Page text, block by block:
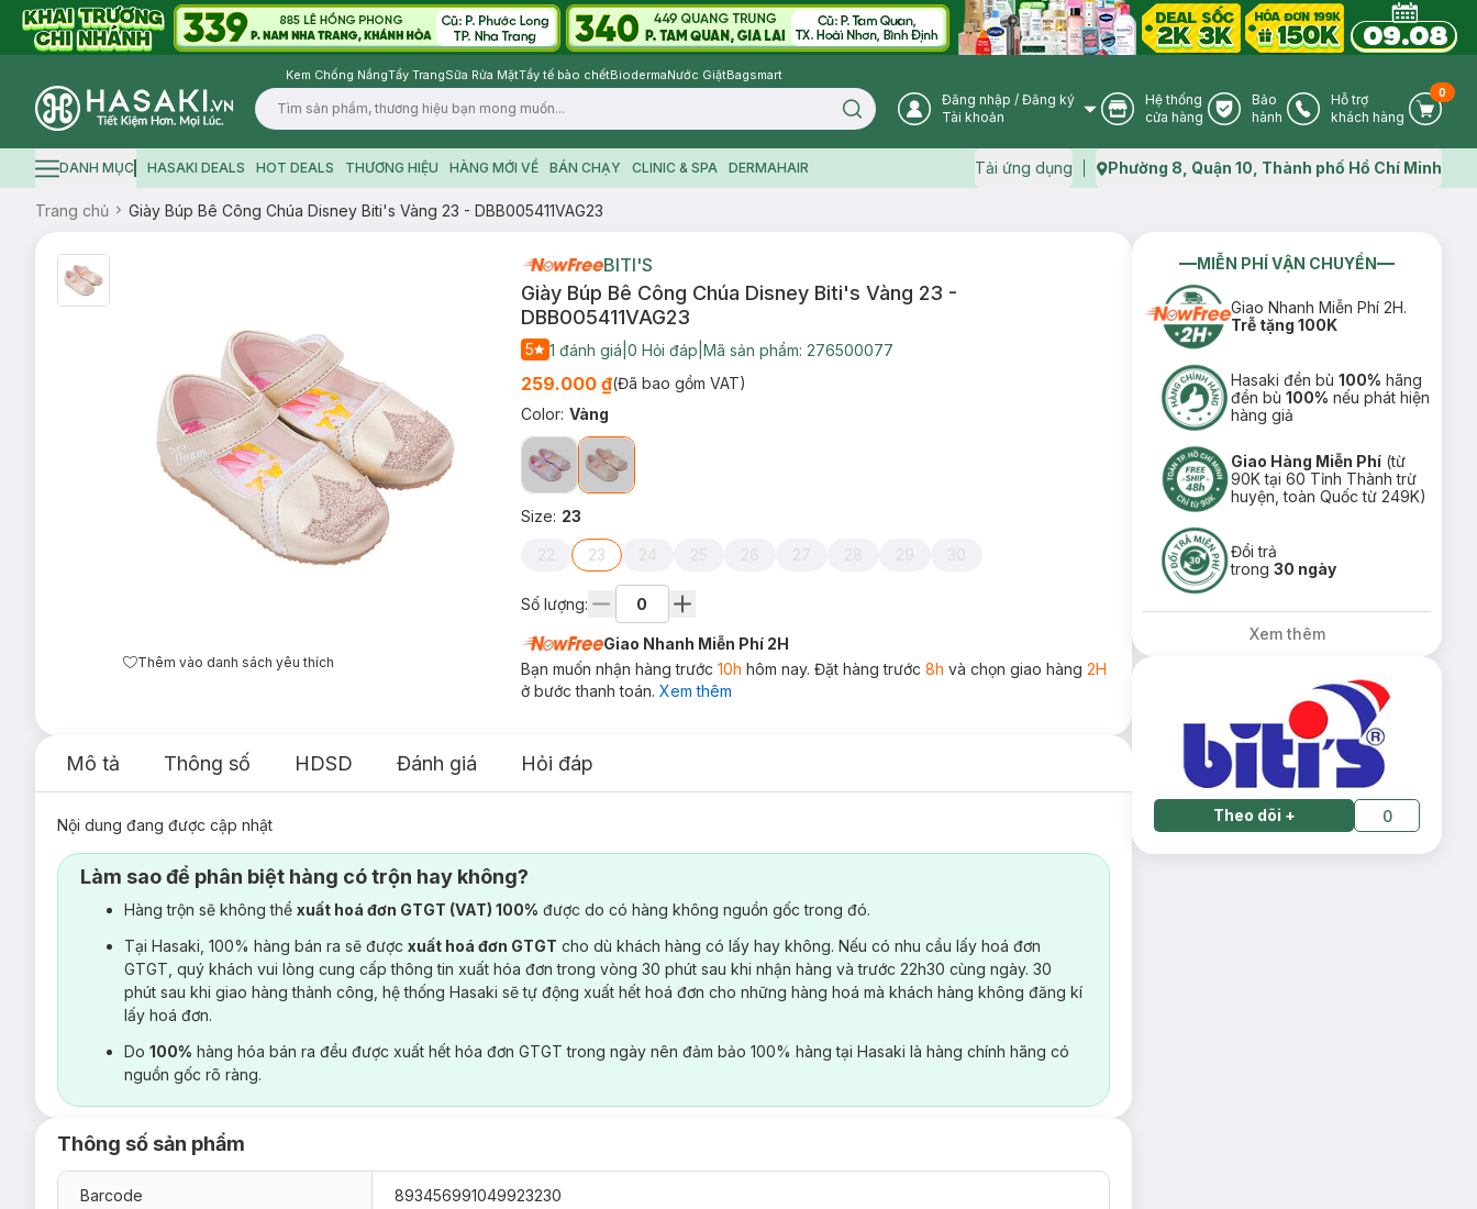
Kem Chống NắngTẩy TrangSữa Rửa MặtTẩy tế bào chếtBiodermaNước GiặtBagsmart
Logo
Search icon User Icon
Đăng nhập / Đăng ký
Tài khoản
Store Icon
Hệ thống
cửa hàng
Warranty Icon
Bảo
hành
Phone Icon
Hỗ trợ
khách hàng
Cart
0
Hamburger icon
DANH MỤC HASAKI DEALS HOT DEALS THƯƠNG HIỆU HÀNG MỚI VỀ BÁN CHẠY CLINIC & SPA DERMAHAIR Tải ứng dụng Map icon
Phường 8, Quận 10, Thành phố Hồ Chí Minh
Trang chủ Giày Búp Bê Công Chúa Disney Biti's Vàng 23 - DBB005411VAG23
Thêm vào danh sách yêu thích
BITI'S
Giày Búp Bê Công Chúa Disney Biti's Vàng 23 -
DBB005411VAG23
5 1 đánh giá 0 Hỏi đáp Mã sản phẩm: 276500077
259.000 ₫(Đã bao gồm VAT)
Color: Vàng
Size: 23
22 23 24 25 26 27 28 29 30
Số lượng:
Giao Nhanh Miễn Phí 2H
Bạn muốn nhận hàng trước 10h hôm nay. Đặt hàng trước 8h và chọn giao hàng 2H
ở bước thanh toán. Xem thêm
Mô tả Thông số HDSD Đánh giá Hỏi đáp
Nội dung đang được cập nhật
Làm sao để phân biệt hàng có trộn hay không?
Hàng trộn sẽ không thể xuất hoá đơn GTGT (VAT) 100% được do có hàng không nguồn gốc trong đó.
Tại Hasaki, 100% hàng bán ra sẽ được xuất hoá đơn GTGT cho dù khách hàng có lấy hay không. Nếu có nhu cầu lấy hoá đơn
GTGT, quý khách vui lòng cung cấp thông tin xuất hóa đơn trong vòng 30 phút sau khi nhận hàng và trước 22h30 cùng ngày. 30
phút sau khi giao hàng thành công, hệ thống Hasaki sẽ tự động xuất hết hoá đơn cho những hàng hoá mà khách hàng không đăng kí
lấy hoá đơn.
Do 100% hàng hóa bán ra đều được xuất hết hóa đơn GTGT trong ngày nên đảm bảo 100% hàng tại Hasaki là hàng chính hãng có
nguồn gốc rõ ràng.
Thông số sản phẩm
Barcode 893456991049923230
MIỄN PHÍ VẬN CHUYỂN
Giao Nhanh Miễn Phí 2H.
Trễ tặng 100K
Hasaki đền bù100% hãng
đền bù100% nếu phát hiện
hàng giả
Giao Hàng Miễn Phí (từ
90K tại 60 Tỉnh Thành trừ
huyện, toàn Quốc từ 249K)
Đổi trả
trong30 ngày
Xem thêm
Theo dõi + 0